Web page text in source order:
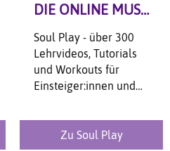
DIE ONLINE MUSIKSCHULE
Soul Play - über 300
Lehrvideos, Tutorials
und Workouts für
Einsteiger:innen und
das ganz kostenlos!
Zu Soul Play